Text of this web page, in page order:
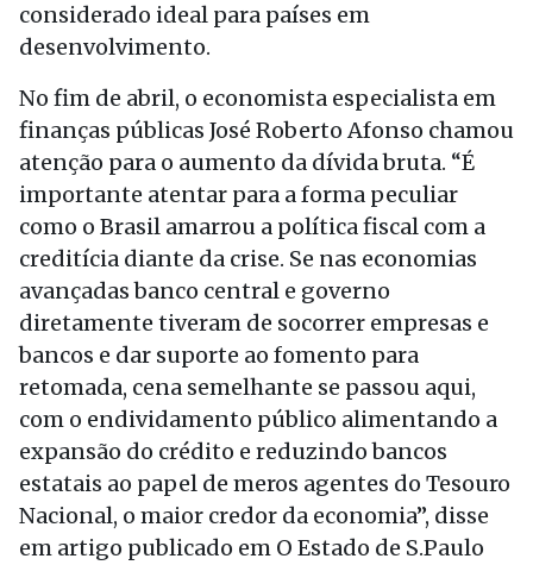
considerado ideal para países em
desenvolvimento.
No fim de abril, o economista especialista em
finanças públicas José Roberto Afonso chamou
atenção para o aumento da dívida bruta. “É
importante atentar para a forma peculiar
como o Brasil amarrou a política fiscal com a
creditícia diante da crise. Se nas economias
avançadas banco central e governo
diretamente tiveram de socorrer empresas e
bancos e dar suporte ao fomento para
retomada, cena semelhante se passou aqui,
com o endividamento público alimentando a
expansão do crédito e reduzindo bancos
estatais ao papel de meros agentes do Tesouro
Nacional, o maior credor da economia”, disse
em artigo publicado em O Estado de S.Paulo